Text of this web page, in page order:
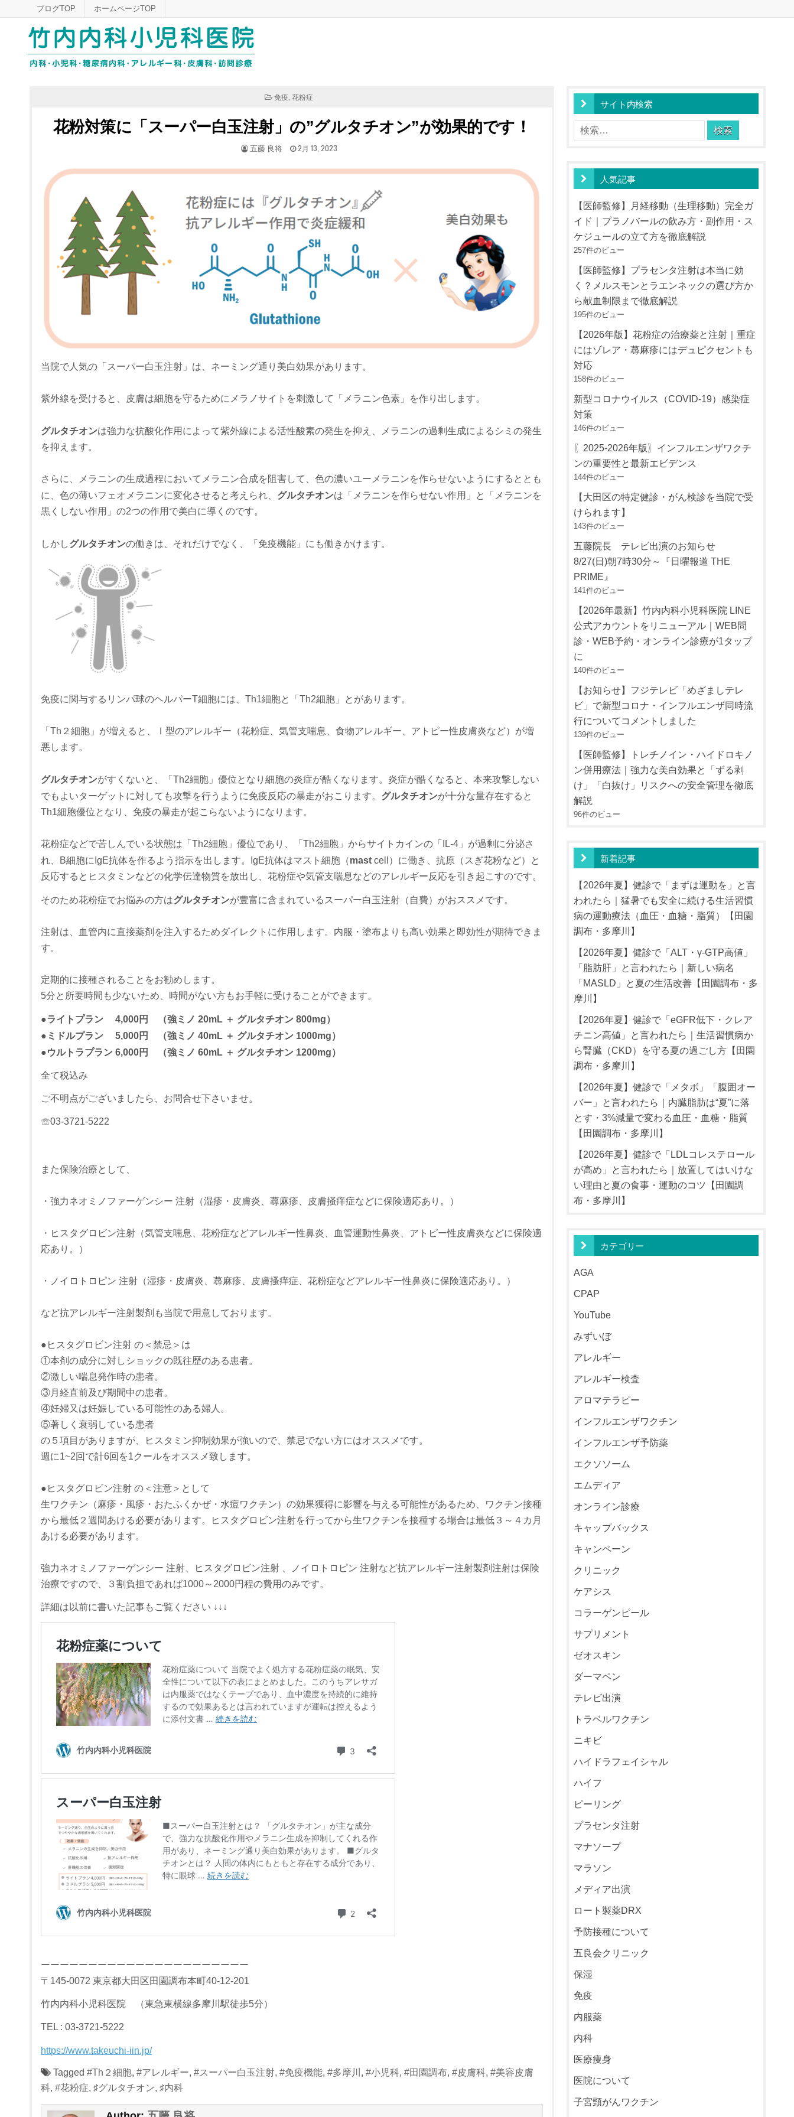
to
ブログTOP ホームページTOP
POSTED
免疫,花粉症
花粉対策に「スーパー白玉注射」の”グルタチオン”が効果的です！
POSTED
五藤 良将
POSTED
2月 13, 2023
当院で人気の「スーパー白玉注射」は、ネーミング通り美白効果があります。
紫外線を受けると、皮膚は細胞を守るためにメラノサイトを刺激して「メラニン色素」を作り出します。
グルタチオンは強力な抗酸化作用によって紫外線による活性酸素の発生を抑え、メラニンの過剰生成によるシミの発生
を抑えます。
さらに、メラニンの生成過程においてメラニン合成を阻害して、色の濃いユーメラニンを作らせないようにするととも
に、色の薄いフェオメラニンに変化させると考えられ、 グルタチオンは「メラニンを作らせない作用」と「メラニンを
黒くしない作用」の2つの作用で美白に導くのです。
しかしグルタチオンの働きは、それだけでなく、「免疫機能」にも働きかけます。
免疫に関与するリンパ球のヘルパーT細胞には、Th1細胞と「Th2細胞」とがあります。
「Th２細胞」が増えると、Ⅰ型のアレルギー（花粉症、気管支喘息、食物アレルギー、アトピー性皮膚炎など）が増
悪します。
グルタチオンがすくないと、「Th2細胞」優位となり細胞の炎症が酷くなります。炎症が酷くなると、本来攻撃しない
でもよいターゲットに対しても攻撃を行うように免疫反応の暴走がおこります。 グルタチオンが十分な量存在すると
Th1細胞優位となり、免疫の暴走が起こらないようになります。
花粉症などで苦しんでいる状態は「Th2細胞」優位であり、「Th2細胞」からサイトカインの「IL-4」が過剰に分泌さ
れ、B細胞にIgE抗体を作るよう指示を出します。IgE抗体はマスト細胞（mast cell）に働き、抗原（スぎ花粉など）と
反応するとヒスタミンなどの化学伝達物質を放出し、花粉症や気管支喘息などのアレルギー反応を引き起こすのです。
そのため花粉症でお悩みの方はグルタチオンが豊富に含まれているスーパー白玉注射（自費）がおススメです。
注射は、血管内に直接薬剤を注入するためダイレクトに​​作用します。内服・塗布よりも高い効果と即効性が期待できま
す。
定期的に接種されることをお勧めします。
5分と所要時間も少ないため、時間がない方もお手軽に受けることができます。
●ライトプラン 4,000円 （強ミノ 20mL ＋ グルタチオン 800mg）
●ミドルプラン 5,000円 （強ミノ 40mL ＋ グルタチオン 1000mg）
●ウルトラプラン 6,000円 （強ミノ 60mL ＋ グルタチオン 1200mg）
全て税込み
ご不明点がございましたら、お問合せ下さいませ。
☏03-3721-5222
また保険治療として、
・強力ネオミノファーゲンシー 注射（湿疹・皮膚炎、蕁麻疹、皮膚掻痒症などに保険適応あり。）
・ヒスタグロビン注射（気管支喘息、花粉症などアレルギー性鼻炎、血管運動性鼻炎、アトピー性皮膚炎などに保険適
応あり。）
・ノイロトロピン 注射（湿疹・皮膚炎、蕁麻疹、皮膚搔痒症、花粉症などアレルギー性鼻炎に保険適応あり。）
など抗アレルギー注射製剤も当院で用意しております。
●ヒスタグロビン注射 の＜禁忌＞は
①本剤の成分に対しショックの既往歴のある患者。
②激しい喘息発作時の患者。
③月経直前及び期間中の患者。
④妊婦又は妊娠している可能性のある婦人。
⑤著しく衰弱している患者
の５項目がありますが、ヒスタミン抑制効果が強いので、禁忌でない方にはオススメです。
週に1~2回で計6回を1クールをオススメ致します。
●ヒスタグロビン注射 の＜注意＞として
生ワクチン（麻疹・風疹・おたふくかぜ・水痘ワクチン）の効果獲得に影響を与える可能性があるため、ワクチン接種
から最低２週間あける必要があります。ヒスタグロビン注射を行ってから生ワクチンを接種する場合は最低３～４カ月
あける必要があります。
強力ネオミノファーゲンシー 注射、ヒスタグロビン注射 、ノイロトロピン 注射など抗アレルギー注射製剤注射は保険
治療ですので、３割負担であれば1000～2000円程の費用のみです。
詳細は以前に書いた記事もご覧ください ↓↓↓
ーーーーーーーーーーーーーーーーーーーーーー
〒145-0072 東京都大田区田園調布本町40-12-201
竹内内科小児科医院 （東急東横線多摩川駅徒歩5分）
TEL : 03-3721-5222
https://www.takeuchi-iin.jp/
Tagged#Th２細胞,#アレルギー,#スーパー白玉注射,#免疫機能,#多摩川 ,#小児科,#田園調布,#皮膚科,#美容皮膚
科,#花粉症,♯グルタチオン,♯内科
サイト内検索
検
索:
人気記事
【医師監修】月経移動（生理移動）完全ガ
イド｜プラノバールの飲み方・副作用・ス
ケジュールの立て方を徹底解説
257件のビュー
【医師監修】プラセンタ注射は本当に効
く？メルスモンとラエンネックの選び方か
ら献血制限まで徹底解説
195件のビュー
【2026年版】花粉症の治療薬と注射｜重症
にはゾレア・蕁麻疹にはデュピクセントも
対応
158件のビュー
新型コロナウイルス（COVID-19）感染症
対策
146件のビュー
〖2025-2026年版〗インフルエンザワクチ
ンの重要性と最新エビデンス
144件のビュー
【大田区の特定健診・がん検診を当院で受
けられます】
143件のビュー
五藤院長 テレビ出演のお知らせ
8/27(日)朝7時30分～『日曜報道 THE
PRIME』
141件のビュー
【2026年最新】竹内内科小児科医院 LINE
公式アカウントをリニューアル｜WEB問
診・WEB予約・オンライン診療が1タップ
に
140件のビュー
【お知らせ】フジテレビ「めざましテレ
ビ」で新型コロナ・インフルエンザ同時流
行についてコメントしました
139件のビュー
【医師監修】トレチノイン・ハイドロキノ
ン併用療法｜強力な美白効果と「ずる剥
け」「白抜け」リスクへの安全管理を徹底
解説
96件のビュー
新着記事
【2026年夏】健診で「まずは運動を」と言
われたら｜猛暑でも安全に続ける生活習慣
病の運動療法（血圧・血糖・脂質）【田園
調布・多摩川】
【2026年夏】健診で「ALT・γ-GTP高値」
「脂肪肝」と言われたら｜新しい病名
「MASLD」と夏の生活改善【田園調布・多
摩川】
【2026年夏】健診で「eGFR低下・クレア
チニン高値」と言われたら｜生活習慣病か
ら腎臓（CKD）を守る夏の過ごし方【田園
調布・多摩川】
【2026年夏】健診で「メタボ」「腹囲オー
バー」と言われたら｜内臓脂肪は“夏”に落
とす・3%減量で変わる血圧・血糖・脂質
【田園調布・多摩川】
【2026年夏】健診で「LDLコレステロール
が高め」と言われたら｜放置してはいけな
い理由と夏の食事・運動のコツ【田園調
布・多摩川】
カテゴリー
AGA
CPAP
YouTube
みずいぼ
アレルギー
アレルギー検査
アロマテラピー
インフルエンザワクチン
インフルエンザ予防薬
エクソソーム
エムディア
オンライン診療
キャップバックス
キャンペーン
クリニック
ケアシス
コラーゲンピール
サプリメント
ゼオスキン
ダーマペン
テレビ出演
トラベルワクチン
ニキビ
ハイドラフェイシャル
ハイフ
ピーリング
プラセンタ注射
マナソープ
マラソン
メディア出演
ロート製薬DRX
予防接種について
五良会クリニック
保湿
免疫
内服薬
内科
医療痩身
医院について
子宮頸がんワクチン